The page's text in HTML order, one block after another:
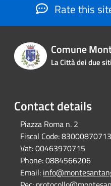
Rate this
Comune
La Città dei due
Contact details
Piazza Roma n. 2
Fiscal Code:83000870713
Vat:00463970715
Phone:0884566206
Email: